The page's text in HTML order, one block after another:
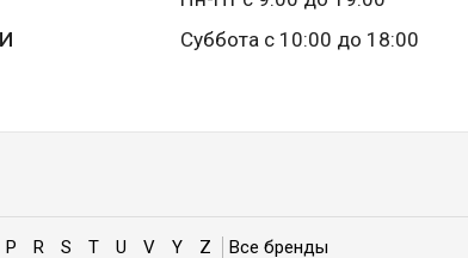
Суббота с 10:00 до 18:00
P R S T U V Y Z